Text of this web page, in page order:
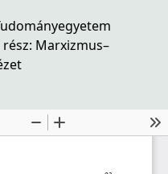
Marxizmus–